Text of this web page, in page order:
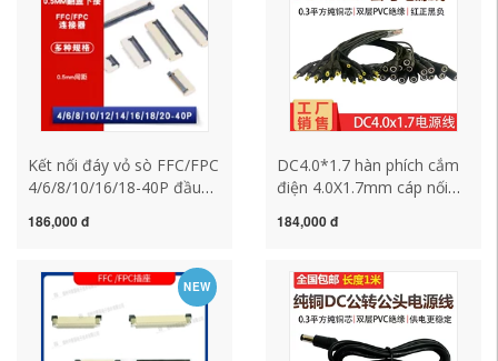
Kết nối đáy vỏ sò FFC/FPC
4/6/8/10/16/18-40P đầu
186,000 đ
DC4.0*1.7 hàn phích cắm
điện 4.0X1.7mm cáp nối
nối DC
184,000 đ
NEW